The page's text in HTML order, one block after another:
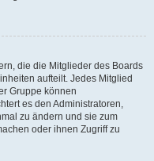
die die Mitglieder des Boards
aufteilt. Jedes Mitglied
Gruppe können
es den Administratoren,
zu ändern und sie zum
oder ihnen Zugriff zu